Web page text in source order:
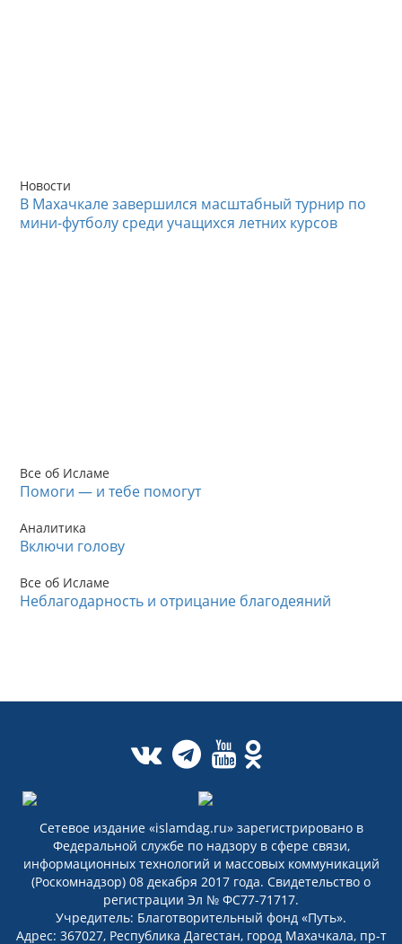
Новости
В Махачкале завершился масштабный турнир по
мини-футболу среди учащихся летних курсов
Все об Исламе
Помоги — и тебе помогут
Аналитика
Включи голову
Все об Исламе
Неблагодарность и отрицание благодеяний
Сетевое издание «islamdag.ru» зарегистрировано в
Федеральной службе по надзору в сфере связи,
информационных технологий и массовых коммуникаций
(Роскомнадзор) 08 декабря 2017 года. Свидетельство о
регистрации Эл № ФС77-71717.
Учредитель: Благотворительный фонд «Путь».
Адрес: 367027, Республика Дагестан, город Махачкала, пр-т